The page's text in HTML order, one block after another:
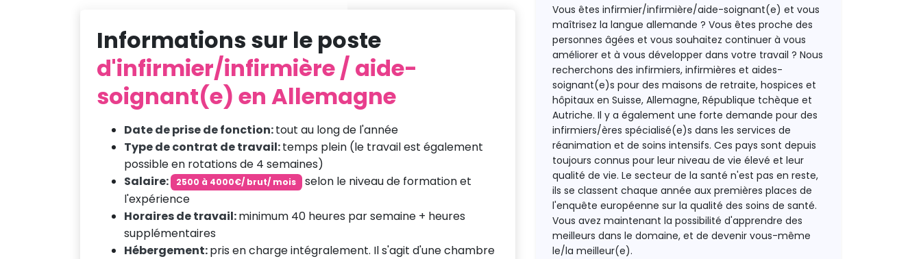
Informations sur le poste
d'infirmier/infirmière / aide-
soignant(e) en Allemagne
Date de prise de fonction:tout au long de l'année
Type de contrat de travail:temps plein (le travail est également
possible en rotations de 4 semaines)
Salaire:
2500 à 4000€/ brut/ mois selon le niveau de formation et
l'expérience
Horaires de travail:minimum 40 heures par semaine + heures
supplémentaires
Hébergement:pris en charge intégralement. Il s'agit d'une chambre
Vous êtes infirmier/infirmière/aide-soignant(e) et vous
maîtrisez la langue allemande ? Vous êtes proche des
personnes âgées et vous souhaitez continuer à vous
améliorer et à vous développer dans votre travail ? Nous
recherchons des infirmiers, infirmières et aides-
soignant(e)s pour des maisons de retraite, hospices et
hôpitaux en Suisse, Allemagne, République tchèque et
Autriche. Il y a également une forte demande pour des
infirmiers/ères spécialisé(e)s dans les services de
réanimation et de soins intensifs. Ces pays sont depuis
toujours connus pour leur niveau de vie élevé et leur
qualité de vie. Le secteur de la santé n'est pas en reste,
ils se classent chaque année aux premières places de
l'enquête européenne sur la qualité des soins de santé.
Vous avez maintenant la possibilité d'apprendre des
meilleurs dans le domaine, et de devenir vous-même
le/la meilleur(e).